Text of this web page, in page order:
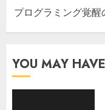
プログラミング覚醒
YOU MAY